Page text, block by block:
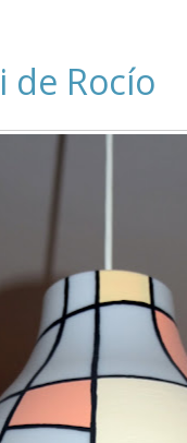
de Rocío